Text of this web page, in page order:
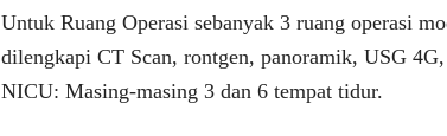
Untuk Ruang Operasi sebanyak 3 ruang operasi
dilengkapi CT Scan, rontgen, panoramik, USG
NICU: Masing-masing 3 dan 6 tempat tidur.